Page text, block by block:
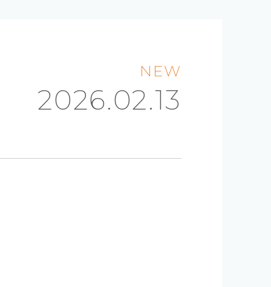
NEW
2026.02.13